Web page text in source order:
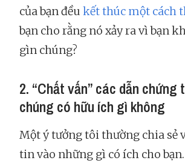
của bạn đều kết thúc một cách
bạn cho rằng nó xảy ra vì bạn
gìn chúng?
2. “Chất vấn” các dẫn chứng
chúng có hữu ích gì không
Một ý tưởng tôi thường chia sẻ
tin vào những gì có ích cho